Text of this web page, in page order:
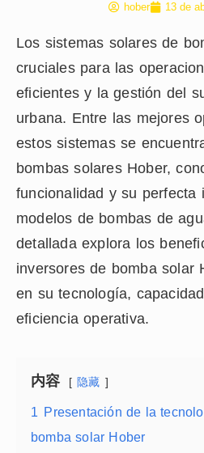
hober 13 de
Los sistemas solares de
cruciales para las
eficientes y la gestión del
urbana. Entre las mejores
estos sistemas se
bombas solares Hober,
funcionalidad y su perfecta
modelos de bombas de
detallada explora los
inversores de bomba solar
en su tecnología,
eficiencia operativa.
内容 隐藏
1 Presentación de la
bomba solar Hober